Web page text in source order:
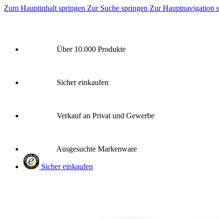
Zum Hauptinhalt springen Zur Suche springen Zur Hauptnavigation
Über 10.000 Produkte
Sicher einkaufen
Verkauf an Privat und Gewerbe
Ausgesuchte Markenware
Sicher einkaufen